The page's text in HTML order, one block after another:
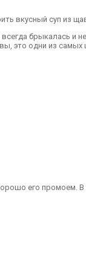
вкусный суп из
брыкалась и
это одни из
его промоем.